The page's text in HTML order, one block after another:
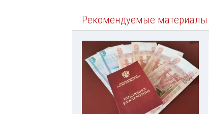
Рекомендуемые материалы